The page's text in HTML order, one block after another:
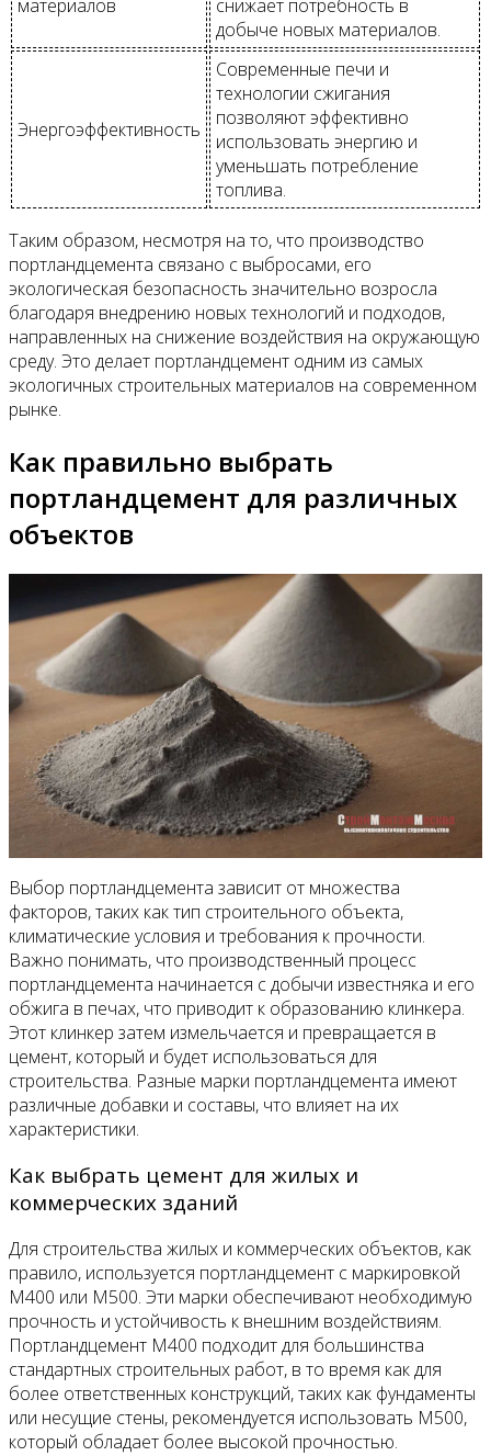
материалов
снижает потребность в
добыче новых материалов.
Энергоэффективность
Современные печи и
технологии сжигания
позволяют эффективно
использовать энергию и
уменьшать потребление
топлива.
Таким образом, несмотря на то, что производство
портландцемента связано с выбросами, его
экологическая безопасность значительно возросла
благодаря внедрению новых технологий и подходов,
направленных на снижение воздействия на окружающую
среду. Это делает портландцемент одним из самых
экологичных строительных материалов на современном
рынке.
Как правильно выбрать
портландцемент для различных
объектов
Выбор портландцемента зависит от множества
факторов, таких как тип строительного объекта,
климатические условия и требования к прочности.
Важно понимать, что производственный процесс
портландцемента начинается с добычи известняка и его
обжига в печах, что приводит к образованию клинкера.
Этот клинкер затем измельчается и превращается в
цемент, который и будет использоваться для
строительства. Разные марки портландцемента имеют
различные добавки и составы, что влияет на их
характеристики.
Как выбрать цемент для жилых и
коммерческих зданий
Для строительства жилых и коммерческих объектов, как
правило, используется портландцемент с маркировкой
М400 или М500. Эти марки обеспечивают необходимую
прочность и устойчивость к внешним воздействиям.
Портландцемент М400 подходит для большинства
стандартных строительных работ, в то время как для
более ответственных конструкций, таких как фундаменты
или несущие стены, рекомендуется использовать М500,
который обладает более высокой прочностью.